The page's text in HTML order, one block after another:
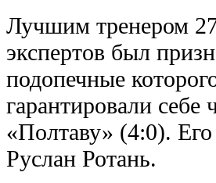
Лучшим тренером
экспертов был
подопечные
гарантировали
«Полтаву» (4:0).
Руслан Ротань.